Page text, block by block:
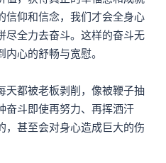
信仰和信念，我们才会全身心
尽全力去奋斗。这样的奋斗无
心的舒畅与宽慰。
天都被老板剥削，像被鞭子抽
奋斗即使再努力、再挥洒汗
，甚至会对身心造成巨大的伤